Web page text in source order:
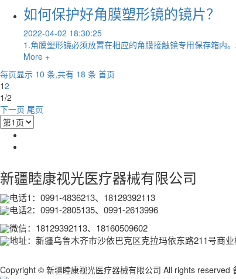
如何保护好角膜塑形镜的镜片？
2022-04-02 18:30:25
1.角膜塑形镜必须放置在相应的角膜接触镜专用保存箱内
More +
每页显示 10 条,共有 18 条 首页
12
1/2
下一页 尾页
新疆睦康视光医疗器械有限公司
电话1：0991-4836213、18129392113
电话2：0991-2805135、0991-2613996
微信：18129392113、18160509602
地址：新疆乌鲁木齐市沙依巴克区克拉玛依东路211号商
Copyright © 新疆睦康视光医疗器械有限公司 All rights reserved